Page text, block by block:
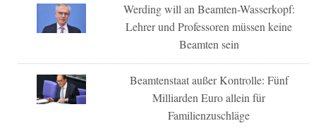
Werding will an Beamten-Wasserkopf:
Lehrer und Professoren müssen keine
Beamten sein
Beamtenstaat außer Kontrolle: Fünf
Milliarden Euro allein für
Familienzuschläge